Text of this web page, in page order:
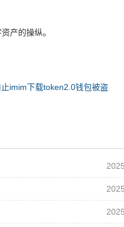
产的操纵。
imim下载token2.0钱包被盗